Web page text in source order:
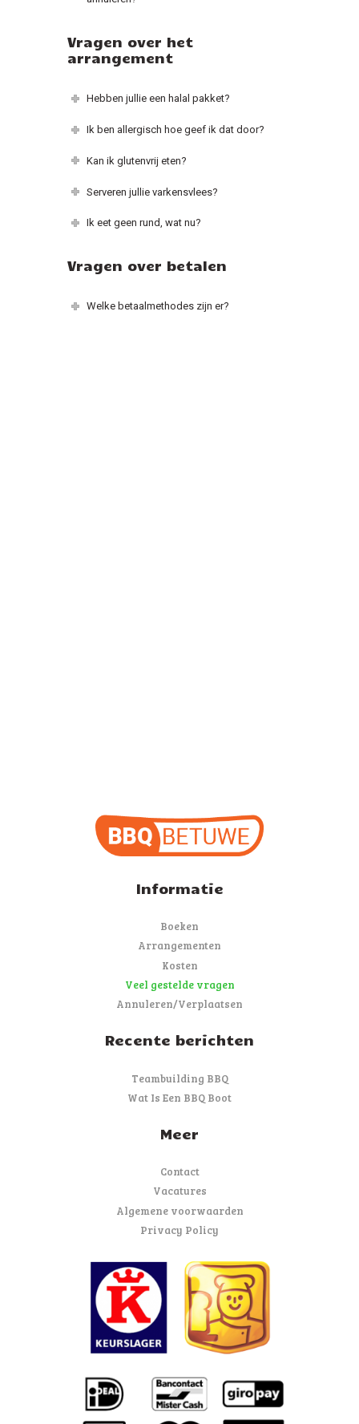
Vragen over het
arrangement
Hebben jullie een halal pakket?
Ik ben allergisch hoe geef ik dat door?
Kan ik glutenvrij eten?
Serveren jullie varkensvlees?
Ik eet geen rund, wat nu?
Vragen over betalen
Welke betaalmethodes zijn er?
Informatie
Boeken
Arrangementen
Kosten
Veel gestelde vragen
Annuleren/Verplaatsen
Recente berichten
Teambuilding BBQ
Wat Is Een BBQ Boot
Meer
Contact
Vacatures
Algemene voorwaarden
Privacy Policy